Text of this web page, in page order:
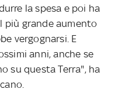
la spesa e poi ha
più grande aumento
vergognarsi. E
anni, anche se
su questa Terra", ha